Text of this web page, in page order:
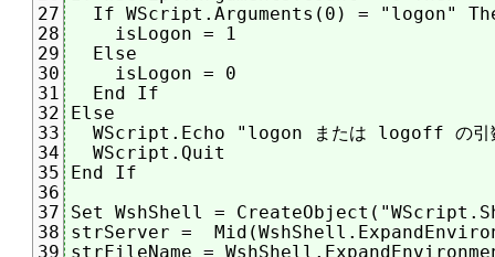
27
28
29
30
31
32
33
34
35
36
37
38
39
If WScript.Arguments(0) = "logon"
    isLogon = 1
  Else
    isLogon = 0
  End If
Else
WScript.Echo "logon または logoff の引数
  WScript.Quit
End If
Set WshShell =
strServer =
strFileName =